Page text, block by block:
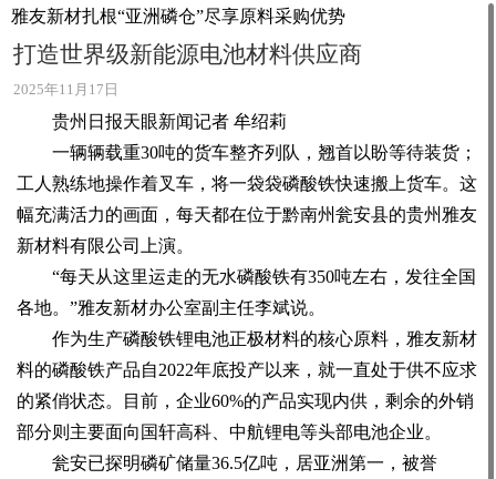
雅友新材扎根“亚洲磷仓”尽享原料采购优势
打造世界级新能源电池材料供应商
2025年11月17日
贵州日报天眼新闻记者 牟绍莉
一辆辆载重30吨的货车整齐列队，翘首以盼等待装货；
工人熟练地操作着叉车，将一袋袋磷酸铁快速搬上货车。这
幅充满活力的画面，每天都在位于黔南州瓮安县的贵州雅友
新材料有限公司上演。
“每天从这里运走的无水磷酸铁有350吨左右，发往全国
各地。”雅友新材办公室副主任李斌说。
作为生产磷酸铁锂电池正极材料的核心原料，雅友新材
料的磷酸铁产品自2022年底投产以来，就一直处于供不应求
的紧俏状态。目前，企业60%的产品实现内供，剩余的外销
部分则主要面向国轩高科、中航锂电等头部电池企业。
瓮安已探明磷矿储量36.5亿吨，居亚洲第一，被誉